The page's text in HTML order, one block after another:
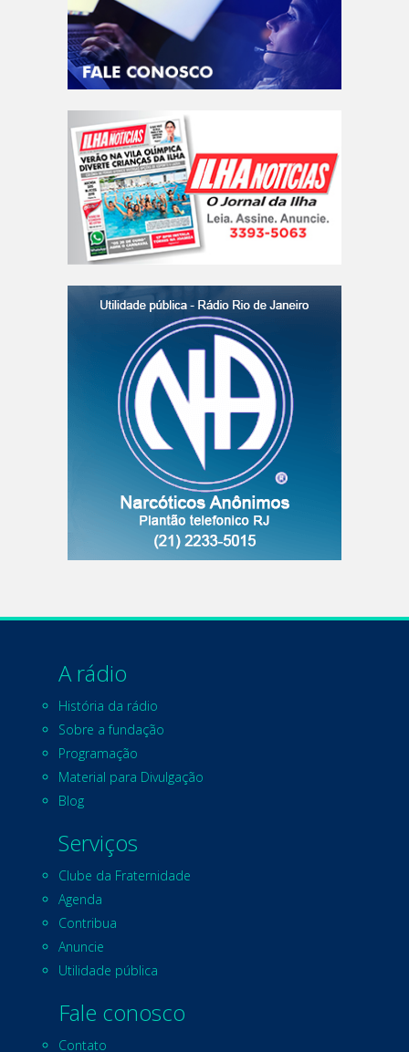
A rádio
História da rádio
Sobre a fundação
Programação
Material para Divulgação
Blog
Serviços
Clube da Fraternidade
Agenda
Contribua
Anuncie
Utilidade pública
Fale conosco
Contato